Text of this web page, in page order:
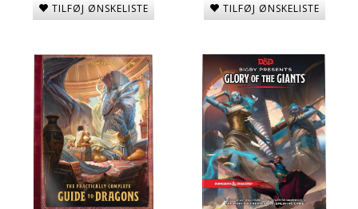
TILFØJ ØNSKELISTE TILFØJ ØNSKELISTE